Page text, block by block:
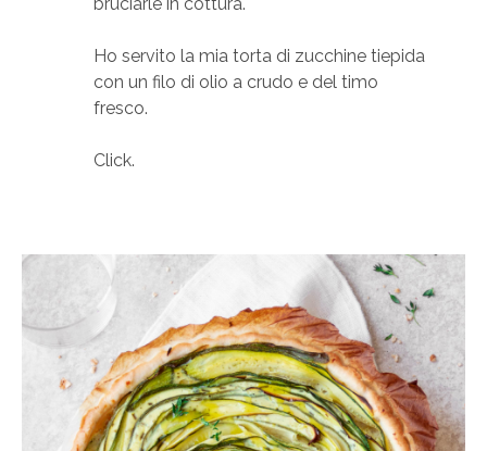
Ho servito la mia torta di zucchine tiepida
con un filo di olio a crudo e del timo
fresco.
Click.